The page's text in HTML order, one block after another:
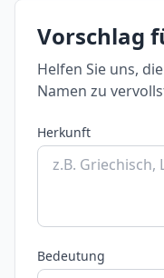
Vorschlag
Helfen Sie uns,
Namen zu
Herkunft
Bedeutung